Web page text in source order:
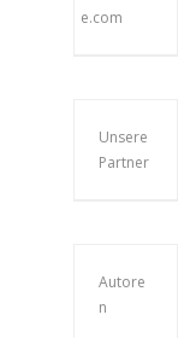
Unsere
Partner
Autore
n